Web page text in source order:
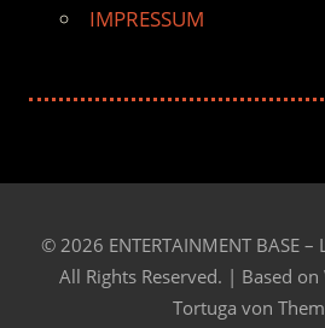
IMPRESSUM
© 2026 ENTERTAINMENT BASE
All Rights Reserved. | Based on
Tortuga von